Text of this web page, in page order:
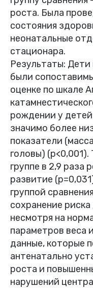
роста. Была
состояния
неонатальные
стационара.
Результаты: Дети
были
оценке по шкале
рождении у
значимо более
показатели
головы)
группе в 2,9 раза
развитие
группой
сохранение
несмотря на
параметров веса
данные, которые
антенатально
роста и
нарушений